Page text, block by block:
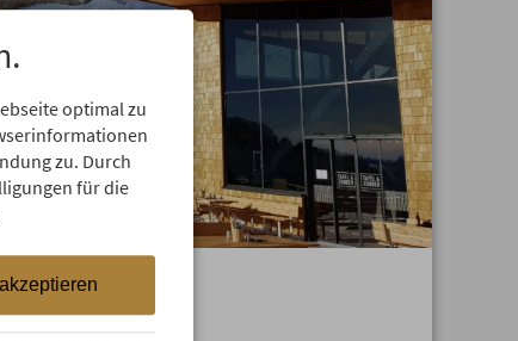
optimal zu
zu. Durch
für die